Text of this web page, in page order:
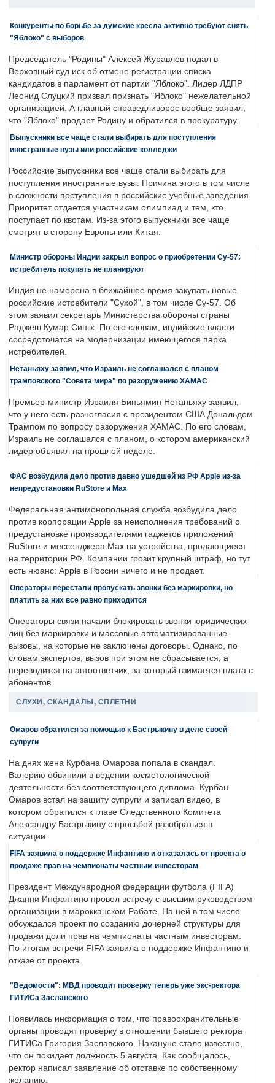
Конкуренты по борьбе за думские кресла активно требуют снять
"Яблоко" с выборов
Председатель "Родины" Алексей Журавлев подал в
Верховный суд иск об отмене регистрации списка
кандидатов в парламент от партии "Яблоко". Лидер ЛДПР
Леонид Слуцкий призвал признать "Яблоко" нежелательной
организацией. А главный справедливорос вообще заявил,
что "Яблоко" продает Родину и обратился в прокуратуру.
Выпускники все чаще стали выбирать для поступления
иностранные вузы или российские колледжи
Российские выпускники все чаще стали выбирать для
поступления иностранные вузы. Причина этого в том числе
в сложности поступления в российские учебные заведения.
Приоритет отдается участникам олимпиад и тем, кто
поступает по квотам. Из-за этого выпускники все чаще
смотрят в сторону Европы или Китая.
Министр обороны Индии закрыл вопрос о приобретении Су-57:
истребитель покупать не планируют
Индия не намерена в ближайшее время закупать новые
российские истребители "Сухой", в том числе Су-57. Об
этом заявил секретарь Министерства обороны страны
Раджеш Кумар Сингх. По его словам, индийские власти
сосредоточатся на модернизации имеющегося парка
истребителей.
Нетаньяху заявил, что Израиль не соглашался с планом
трамповского "Совета мира" по разоружению ХАМАС
Премьер-министр Израиля Биньямин Нетаньяху заявил,
что у него есть разногласия с президентом США Дональдом
Трампом по вопросу разоружения ХАМАС. По его словам,
Израиль не соглашался с планом, о котором американский
лидер объявил на прошлой неделе.
ФАС возбудила дело против давно ушедшей из РФ Apple из-за
непредустановки RuStore и Max
Федеральная антимонопольная служба возбудила дело
против корпорации Apple за неисполнения требований о
предустановке производителями гаджетов приложений
RuStore и мессенджера Max на устройства, продающиеся
на территории РФ. Компании грозит крупный штраф, но тут
есть нюанс: Apple в России ничего и не продает.
Операторы перестали пропускать звонки без маркировки, но
платить за них все равно приходится
Операторы связи начали блокировать звонки юридических
лиц без маркировки и массовые автоматизированные
вызовы, на которые не заключены договоры. Однако, по
словам экспертов, вызов при этом не сбрасывается, а
переводится на автоответчик, за который взимается плата с
абонентов.
СЛУХИ, СКАНДАЛЫ, СПЛЕТНИ
Омаров обратился за помощью к Бастрыкину в деле своей
супруги
На днях жена Курбана Омарова попала в скандал.
Валерию обвинили в ведении косметологической
деятельности без соответствующего диплома. Курбан
Омаров встал на защиту супруги и записал видео, в
котором обратился к главе Следственного Комитета
Александру Бастрыкину с просьбой разобраться в
ситуации.
FIFA заявила о поддержке Инфантино и отказалась от проекта о
продаже прав на чемпионаты частным инвесторам
Президент Международной федерации футбола (FIFA)
Джанни Инфантино провел встречу с высшим руководством
организации в марокканском Рабате. На ней в том числе
обсуждался проект по созданию дочерней структуры для
продажи доли прав на чемпионаты частным инвесторам.
По итогам встречи FIFA заявила о поддержке Инфантино и
отказе от проекта.
"Ведомости": МВД проводит проверку теперь уже экс-ректора
ГИТИСа Заславского
Появилась информация о том, что правоохранительные
органы проводят проверку в отношении бывшего ректора
ГИТИСа Григория Заславского. Накануне стало известно,
что он покидает должность 5 августа. Как сообщалось,
ректор написал заявление об отставке по собственному
желанию.